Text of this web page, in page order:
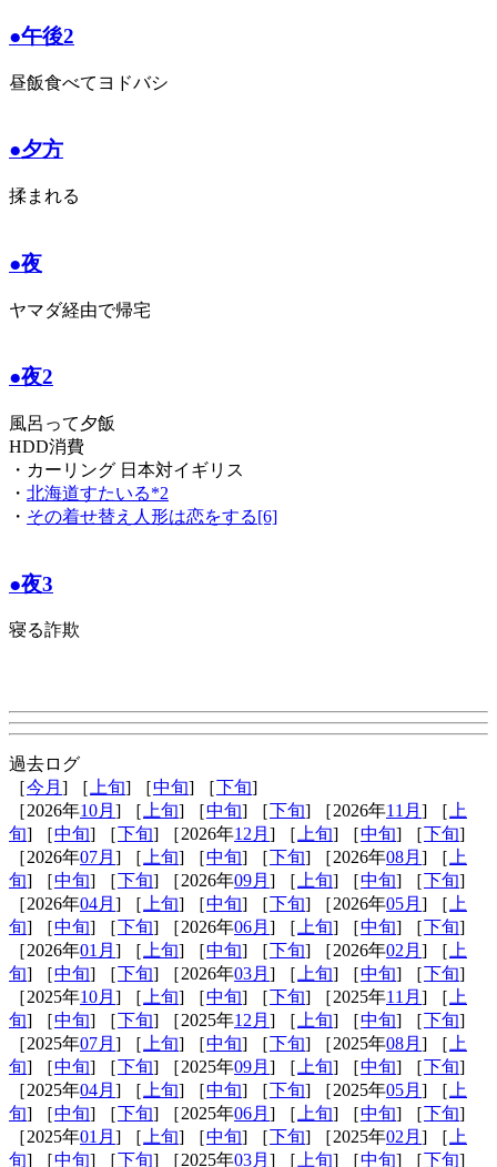
●午後2
昼飯食べてヨドバシ
●夕方
揉まれる
●夜
ヤマダ経由で帰宅
●夜2
風呂って夕飯
HDD消費
・カーリング 日本対イギリス
・ 北海道すたいる*2
・ その着せ替え人形は恋をする[6]
●夜3
寝る詐欺
過去ログ
［今月 ] ［上旬] ［中旬] ［ 下旬]
［2026年10月 ] ［上旬] ［中旬] ［ 下旬] ［2026年11月 ] ［上
旬] ［中旬] ［ 下旬] ［2026年12月 ] ［上旬] ［中旬] ［ 下旬]
［2026年07月 ] ［上旬] ［中旬] ［ 下旬] ［2026年08月 ] ［上
旬] ［中旬] ［ 下旬] ［2026年09月 ] ［上旬] ［中旬] ［ 下旬]
［2026年04月 ] ［上旬] ［中旬] ［ 下旬] ［2026年05月 ] ［上
旬] ［中旬] ［ 下旬] ［2026年06月 ] ［上旬] ［中旬] ［ 下旬]
［2026年01月 ] ［上旬] ［中旬] ［ 下旬] ［2026年02月 ] ［上
旬] ［中旬] ［ 下旬] ［2026年03月 ] ［上旬] ［中旬] ［ 下旬]
［2025年10月 ] ［上旬] ［中旬] ［ 下旬] ［2025年11月 ] ［上
旬] ［中旬] ［ 下旬] ［2025年12月 ] ［上旬] ［中旬] ［ 下旬]
［2025年07月 ] ［上旬] ［中旬] ［ 下旬] ［2025年08月 ] ［上
旬] ［中旬] ［ 下旬] ［2025年09月 ] ［上旬] ［中旬] ［ 下旬]
［2025年04月 ] ［上旬] ［中旬] ［ 下旬] ［2025年05月 ] ［上
旬] ［中旬] ［ 下旬] ［2025年06月 ] ［上旬] ［中旬] ［ 下旬]
［2025年01月 ] ［上旬] ［中旬] ［ 下旬] ［2025年02月 ] ［上
旬] ［中旬] ［ 下旬] ［2025年03月 ] ［上旬] ［中旬] ［ 下旬]